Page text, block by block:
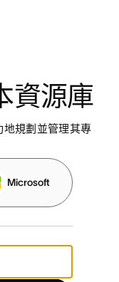
資源庫
地規劃並管理其專
Microsoft